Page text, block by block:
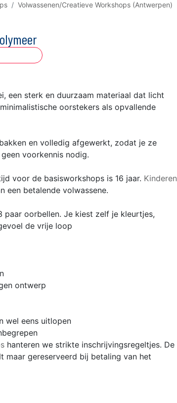
Volwassenen/Creatieve Workshops (Antwerpen)
een sterk en duurzaam materiaal dat licht
oorstekers als opvallende
en volledig afgewerkt, zodat je ze
voorkennis nodig.
voor de basisworkshops is 16 jaar. Kinderen
een betalende volwassene.
paar oorbellen. Je kiest zelf je kleurtjes,
de vrije loop
ontwerp
wel eens uitlopen
hanteren we strikte inschrijvingsregeltjes. De
maar gereserveerd bij betaling van het